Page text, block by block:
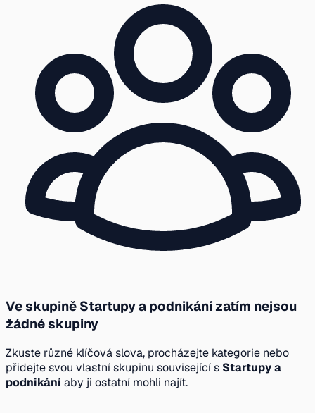
Ve skupině Startupy a podnikání zatím nejsou
žádné skupiny
Zkuste různé klíčová slova, procházejte kategorie nebo
přidejte svou vlastní skupinu související s Startupy a
podnikáníaby ji ostatní mohli najít.